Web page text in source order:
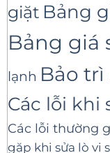
giặt Bảng
Bảng giá
lạnh Bảo trì
Các lỗi khi
Các lỗi thường
gặp khi sửa lò vi